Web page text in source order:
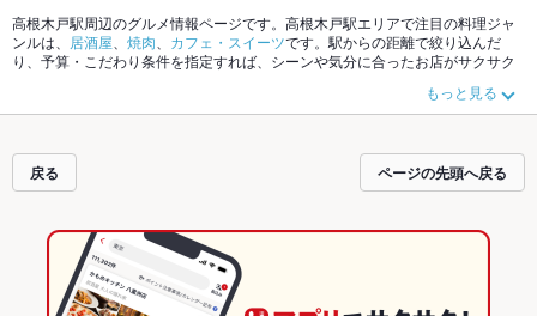
高根木戸駅周辺のグルメ情報ページです。高根木戸駅エリアで注目の料理ジャ
ンルは、
居酒屋 焼肉 カフェ・スイーツです。駅からの距離で絞り込んだ
り、予算・こだわり条件を指定すれば、シーンや気分に合ったお店がサクサク
もチェックしてみてください。ホットペッパーグルメなら、お得なク
ーポンはもちろん、こだわりメニュー肉じゃがや季節のおすすめ料理など、お
が使えるお店も拡大中です。友達どうしの飲み会にも、会社の宴会にも、デー
トやパーティにもお得に便利にホットペッパーグルメをご利用ください。
もっと見る
戻る ページの先頭へ戻る